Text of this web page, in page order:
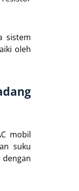
sistem
oleh
mobil
suku